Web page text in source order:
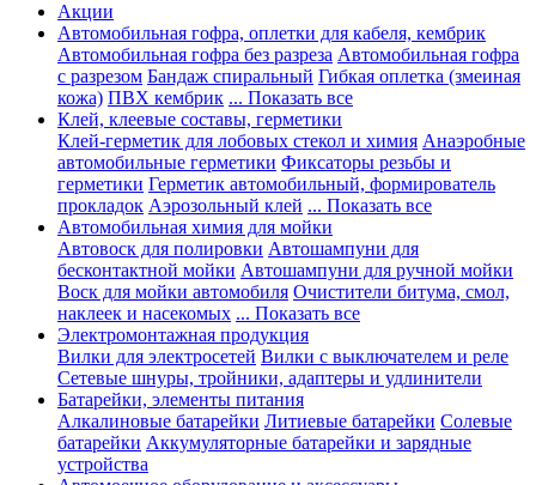
Акции
Автомобильная гофра, оплетки для кабеля, кембрик
Автомобильная гофра без разреза Автомобильная гофра
с разрезом Бандаж спиральный Гибкая оплетка (змеиная
кожа) ПВХ кембрик ... Показать все
Клей, клеевые составы, герметики
Клей-герметик для лобовых стекол и химия Анаэробные
автомобильные герметики Фиксаторы резьбы и
герметики Герметик автомобильный, формирователь
прокладок Аэрозольный клей ... Показать все
Автомобильная химия для мойки
Автовоск для полировки Автошампуни для
бесконтактной мойки Автошампуни для ручной мойки
Воск для мойки автомобиля Очистители битума, смол,
наклеек и насекомых ... Показать все
Электромонтажная продукция
Вилки для электросетей Вилки с выключателем и реле
Сетевые шнуры, тройники, адаптеры и удлинители
Батарейки, элементы питания
Алкалиновые батарейки Литиевые батарейки Солевые
батарейки Аккумуляторные батарейки и зарядные
устройства